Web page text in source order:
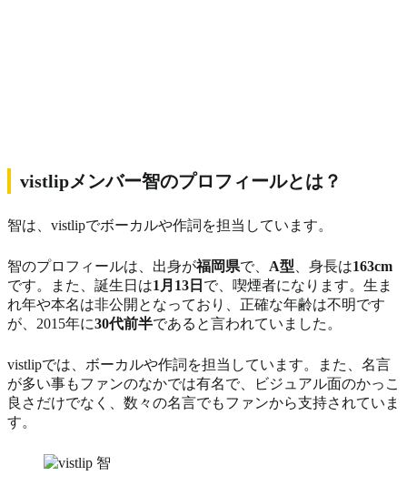
vistlipメンバー智のプロフィールとは？
智は、vistlipでボーカルや作詞を担当しています。
智のプロフィールは、出身が福岡県で、 A型 、身長は163cm
です。また、誕生日は1月13日 で、喫煙者になります。生ま
れ年や本名は非公開となっており、正確な年齢は不明です
が、2015年に30代前半であると言われていました。
vistlipでは、ボーカルや作詞を担当しています。また、名言
が多い事もファンのなかでは有名で、ビジュアル面のかっこ
良さだけでなく、数々の名言でもファンから支持されていま
す。